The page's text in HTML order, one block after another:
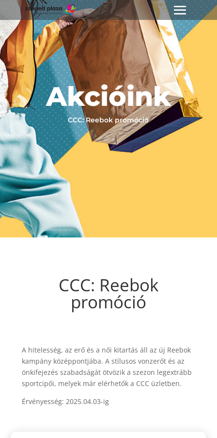
Akcióink
CCC: Reebok promóció
CCC: Reebok
promóció
A hitelesség, az erő és a női kitartás áll az új Reebok
kampány középpontjába. A stílusos vonzerőt és az
önkifejezés szabadságát ötvözik a szezon legextrább
sportcipői, melyek már elérhetők a CCC üzletben.
Érvényesség: 2025.04.03-ig